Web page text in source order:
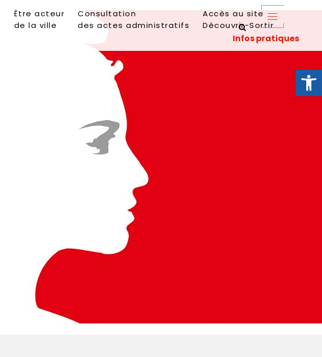
Ouvrir
Être acteur
de la ville
Consultation
des actes administratifs
Accès au site
Découvrir-Sortir